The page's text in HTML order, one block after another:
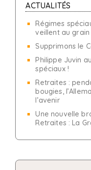
ACTUALITÉS
Régimes
veillent au grain
Supprimons le
Philippe Juvin
spéciaux !
Retraites :
bougies,
l’avenir
Une nouvelle
Retraites : La